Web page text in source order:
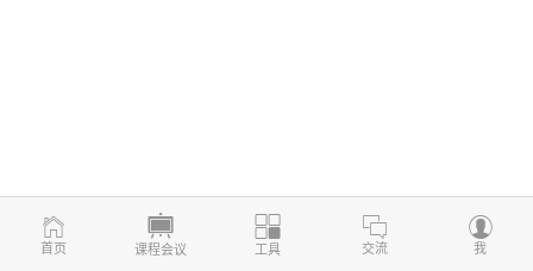
首页 课程会议 工具 交流 我